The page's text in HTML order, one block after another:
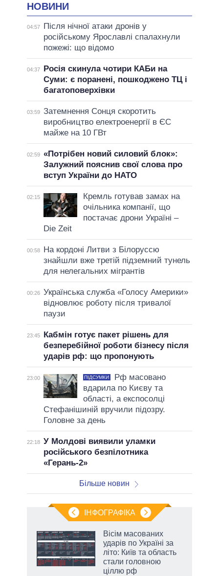
НОВИНИ
04:57
Після нічної атаки дронів у
російському Ярославлі спалахнули
пожежі: що відомо
04:37
Росія скинула чотири КАБи на
Суми: є поранені, пошкоджено ТЦ і
багатоповерхівки
03:59 Затемнення Сонця скоротить
виробництво електроенергії в ЄС
майже на 10 ГВт
02:59 «Потрібен новий силовий блок»:
Залужний пояснив свої слова про
вступ України до НАТО
02:15
Кремль готував замах на
очільника компанії, що
постачає дрони Україні –
Die Zeit
00:58
На кордоні Литви з Білоруссю
знайшли вже третій підземний тунель
для нелегальних мігрантів
00:26 Українська служба «Голосу Америки»
відновлює роботу після тривалої
паузи
23:45
Кабмін готує пакет рішень для
безперебійної роботи бізнесу після
ударів рф: що пропонують
23:00 ПІДСУМКИ
Рф масовано
вдарила по Києву та
області, а експосолці
Стефанішиній вручили підозру.
Головне за день
22:18 У Молдові виявили уламки
російського безпілотника
«Герань-2»
Більше новин
ІНФОГРАФІКА
Вісім масованих
ударів по Україні за
літо: Київ та область
стали головною
ціллю рф